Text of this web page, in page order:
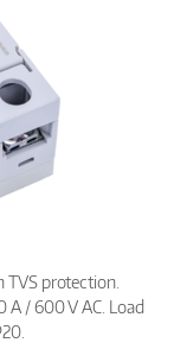
TVS protection.
A / 600 V AC. Load